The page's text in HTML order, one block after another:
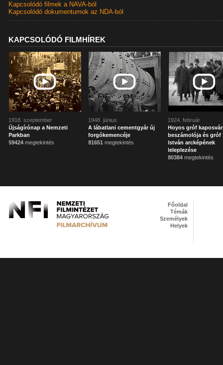
Kapcsolódó filmek a NAVA-ból
Kapcsolódó dokumentumok az NDA-ból
KAPCSOLÓDÓ FILMHÍREK
1918. szeptember
Újságírónap a Nemzeti
Parkban
59424 megtekintés
1948. június
A lábatlani cementgyár új
forgókemencéje
81651 megtekintés
1924. február
Hoyos gróf
beszámolója és gróf
István arcképének
leleplezése
80384 megtekintés
Főoldal
Témák
Személyek
Helyek